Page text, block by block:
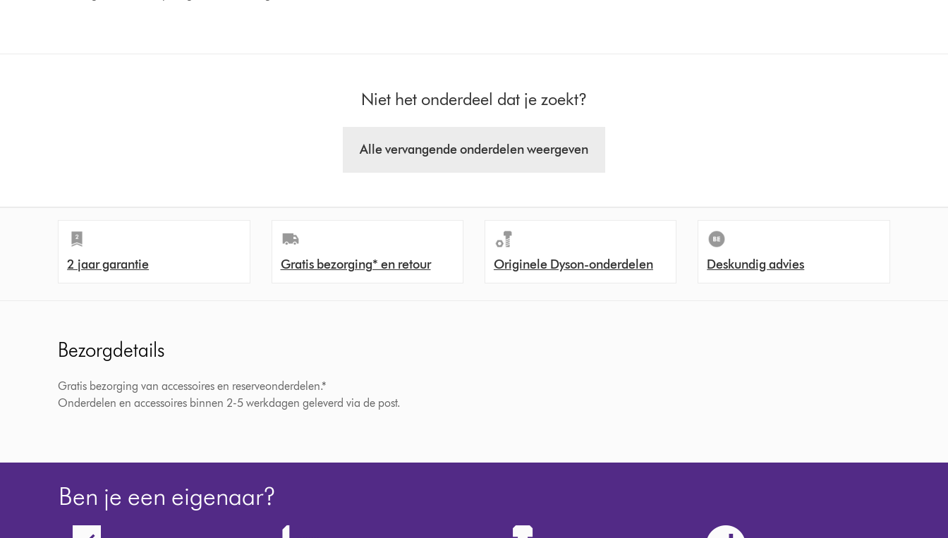
Niet het onderdeel dat je zoekt?
Alle vervangende onderdelen weergeven
2 jaar garantie Gratis bezorging* en retour Originele Dyson-onderdelen Deskundig advies
Bezorgdetails
Gratis bezorging van accessoires en reserveonderdelen.*
Onderdelen en accessoires binnen 2-5 werkdagen geleverd via de post.
Ben je een eigenaar?